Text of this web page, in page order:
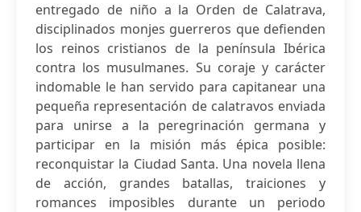
entregado de niño a la Orden de Calatrava,
disciplinados monjes guerreros que defienden
los reinos cristianos de la península Ibérica
contra los musulmanes. Su coraje y carácter
indomable le han servido para capitanear una
pequeña representación de calatravos enviada
para unirse a la peregrinación germana y
participar en la misión más épica posible:
reconquistar la Ciudad Santa. Una novela llena
de acción, grandes batallas, traiciones y
romances imposibles durante un periodo